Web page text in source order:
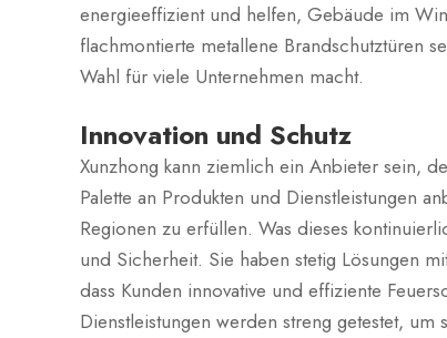
energieeffizient und helfen, Gebäude im
flachmontierte metallene Brandschutztüren
Wahl für viele Unternehmen macht.
Innovation und Schutz
Xunzhong kann ziemlich ein Anbieter sein,
Palette an Produkten und Dienstleistungen
Regionen zu erfüllen. Was dieses
und Sicherheit. Sie haben stetig Lösungen
dass Kunden innovative und effiziente
Dienstleistungen werden streng getestet,